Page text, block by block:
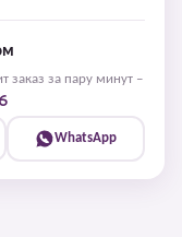
за пару минут –
WhatsApp